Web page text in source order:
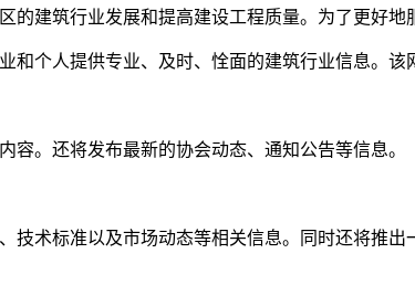
的建筑行业发展和提高建设工程质量。为了更好
个人提供专业、及时、恮面的建筑行业信息。该
。还将发布最新的协会动态、通知公告等信息。
术标准以及市场动态等相关信息。同时还将推